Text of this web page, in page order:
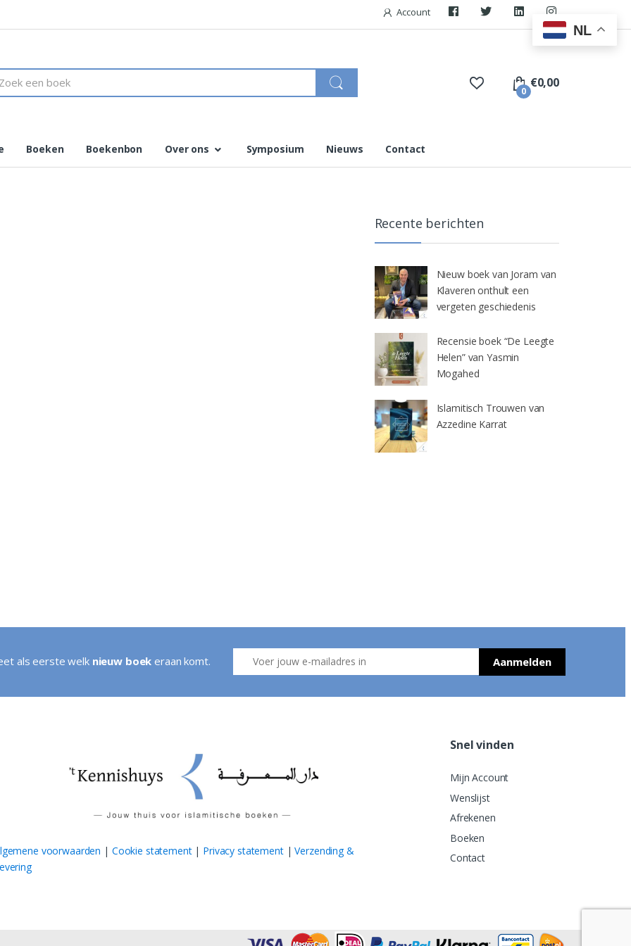
Account
0
€0,00
Boeken Boekenbon Over ons Symposium Nieuws Contact
Recente berichten
Nieuw boek van Joram van
Klaveren onthult een
vergeten geschiedenis
Recensie boek “De Leegte
Helen” van Yasmin
Mogahed
Islamitisch Trouwen van
Azzedine Karrat
als eerste welk nieuw boek eraan komt.
voorwaarden | Cookie statement| Privacy statement|Verzending &
Snel vinden
Mijn Account
Wenslijst
Afrekenen
Boeken
Contact
NL